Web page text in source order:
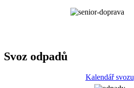
Svoz odpadů
Kalendář svozu